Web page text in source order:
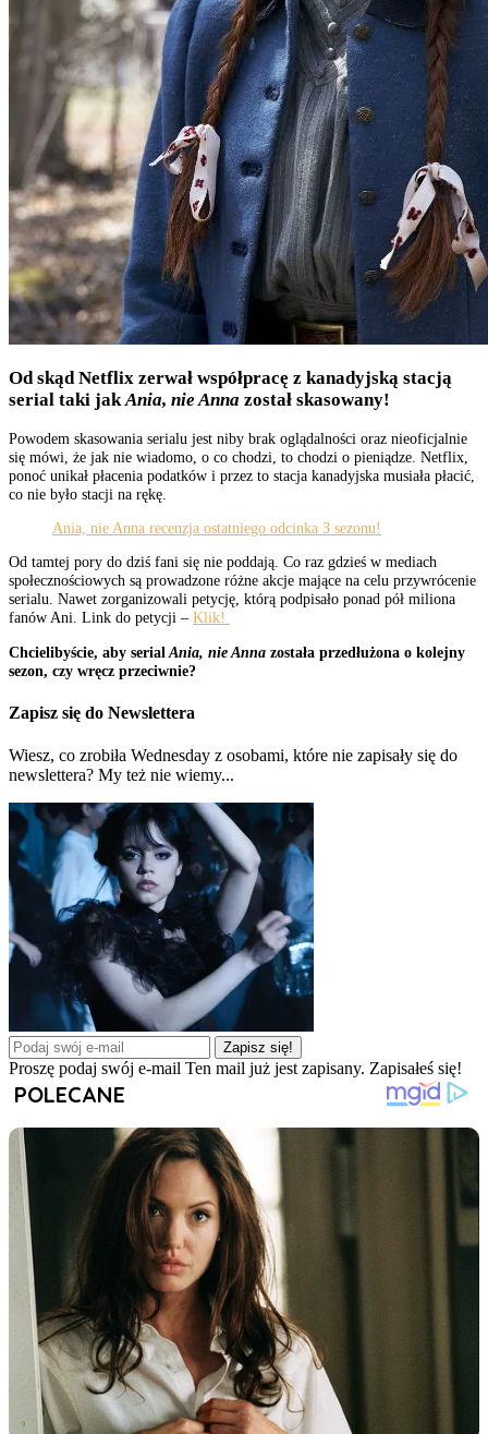
Od skąd Netflix zerwał współpracę z kanadyjską stacją
serial taki jak Ania, nie Anna został skasowany!
Powodem skasowania serialu jest niby brak oglądalności oraz nieoficjalnie
się mówi, że jak nie wiadomo, o co chodzi, to chodzi o pieniądze. Netflix,
ponoć unikał płacenia podatków i przez to stacja kanadyjska musiała płacić,
co nie było stacji na rękę.
Ania, nie Anna recenzja ostatniego odcinka 3 sezonu!
Od tamtej pory do dziś fani się nie poddają. Co raz gdzieś w mediach
społecznościowych są prowadzone różne akcje mające na celu przywrócenie
serialu. Nawet zorganizowali petycję, którą podpisało ponad pół miliona
fanów Ani. Link do petycji – Klik!
Chcielibyście, aby serial Ania, nie Anna została przedłużona o kolejny
sezon, czy wręcz przeciwnie?
Zapisz się do Newslettera
Wiesz, co zrobiła Wednesday z osobami, które nie zapisały się do
newslettera? My też nie wiemy...
Zapisz się!
Proszę podaj swój e-mail Ten mail już jest zapisany. Zapisałeś się!